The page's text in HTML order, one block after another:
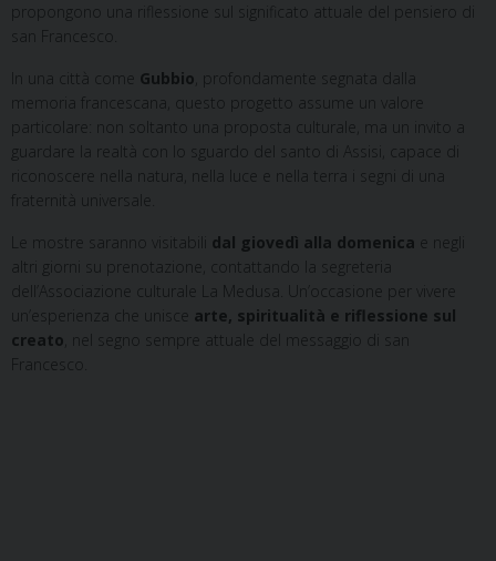
propongono una riflessione sul significato attuale del pensiero di
san Francesco.
In una città come Gubbio , profondamente segnata dalla
memoria francescana, questo progetto assume un valore
particolare: non soltanto una proposta culturale, ma un invito a
guardare la realtà con lo sguardo del santo di Assisi, capace di
riconoscere nella natura, nella luce e nella terra i segni di una
fraternità universale.
Le mostre saranno visitabili dal giovedì alla domenica e negli
altri giorni su prenotazione, contattando la segreteria
dell’Associazione culturale La Medusa. Un’occasione per vivere
un’esperienza che unisce arte, spiritualità e riflessione sul
creato , nel segno sempre attuale del messaggio di san
Francesco.